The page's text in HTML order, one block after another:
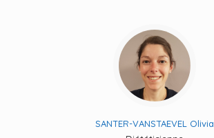
SANTER-VANSTAEVEL Olivia